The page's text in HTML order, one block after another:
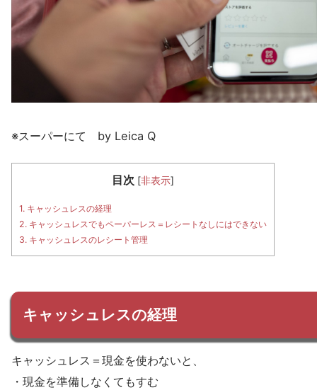
※スーパーにて by Leica Q
目次 [非表示]
1. キャッシュレスの経理
2. キャッシュレスでもペーパーレス＝レシートなしにはできない
3. キャッシュレスのレシート管理
キャッシュレスの経理
キャッシュレス＝現金を使わないと、
・現金を準備しなくてもすむ